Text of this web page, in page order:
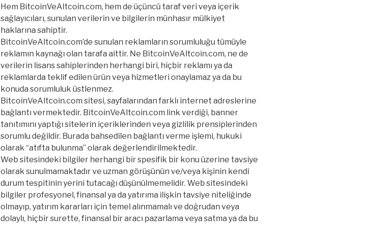
Hem BitcoinVeAltcoin.com, hem de üçüncü taraf veri veya içerik
sağlayıcıları, sunulan verilerin ve bilgilerin münhasır mülkiyet
haklarına sahiptir.
BitcoinVeAltcoin.com’de sunulan reklamların sorumluluğu tümüyle
reklamın kaynağı olan tarafa aittir. Ne BitcoinVeAltcoin.com, ne de
verilerin lisans sahiplerinden herhangi biri, hiçbir reklamı ya da
reklamlarda teklif edilen ürün veya hizmetleri onaylamaz ya da bu
konuda sorumluluk üstlenmez.
BitcoinVeAltcoin.com sitesi, sayfalarından farklı internet adreslerine
bağlantı vermektedir. BitcoinVeAltcoin.com link verdiği, banner
tanıtımını yaptığı sitelerin içeriklerinden veya gizlilik prensiplerinden
sorumlu değildir. Burada bahsedilen bağlantı verme işlemi, hukuki
olarak “atıfta bulunma” olarak değerlendirilmektedir.
Web sitesindeki bilgiler herhangi bir spesifik bir konu üzerine tavsiye
olarak sunulmamaktadır ve uzman görüşünün ve/veya kişinin kendi
durum tespitinin yerini tutacağı düşünülmemelidir. Web sitesindeki
bilgiler profesyonel, finansal ya da yatırıma ilişkin tavsiye niteliğinde
olmayıp, yatırım kararları için temel alınmamalı ve doğrudan veya
dolaylı, hiçbir surette, finansal bir aracı pazarlama veya satma ya da bu